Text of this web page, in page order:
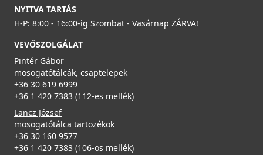
4 390 Ft
ELLECI - ACI01307 Edényszárító kosár fém univerzális -
NYITVA TARTÁS
H-P: 8:00 - 16:00-ig Szombat - Vasárnap ZÁRVA!
VEVŐSZOLGÁLAT
Pintér Gábor
mosogatótálcák, csaptelepek
+36 30 619 6999
+36 1 420 7383 (112-es mellék)
Lancz József
mosogatótálca tartozékok
+36 30 160 9577
+36 1 420 7383 (106-os mellék)